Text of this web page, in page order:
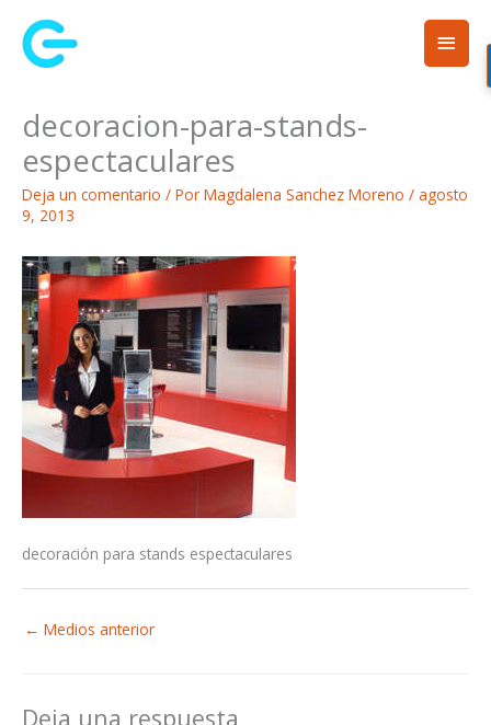
contenido
decoracion-para-stands-
espectaculares
Deja un comentario / Por Magdalena Sanchez Moreno / agosto
9, 2013
decoración para stands espectaculares
← Medios anterior
Deja una respuesta